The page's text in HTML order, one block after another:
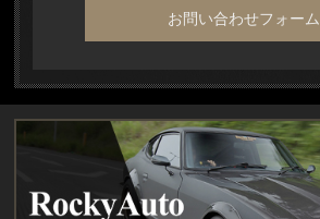
お問い合わせフォーム